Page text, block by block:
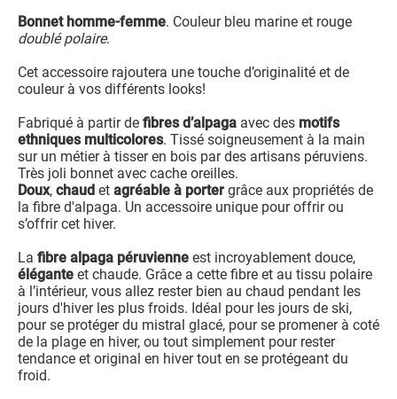
Bonnet homme-femme. Couleur bleu marine et rouge
doublé polaire.
Cet accessoire rajoutera une touche d’originalité et de
couleur à vos différents looks!
Fabriqué à partir defibres d’alpaga avec des motifs
ethniques multicolores. Tissé soigneusement à la main
sur un métier à tisser en bois par des artisans péruviens.
Très joli bonnet avec cache oreilles.
Doux,chaud etagréable à porter grâce aux propriétés de
la fibre d'alpaga. Un accessoire unique pour offrir ou
s’offrir cet hiver.
Lafibre alpaga péruvienne est incroyablement douce,
élégante et chaude. Grâce a cette fibre et au tissu polaire
à l’intérieur, vous allez rester bien au chaud pendant les
jours d'hiver les plus froids. Idéal pour les jours de ski,
pour se protéger du mistral glacé, pour se promener à coté
de la plage en hiver, ou tout simplement pour rester
tendance et original en hiver tout en se protégeant du
froid.